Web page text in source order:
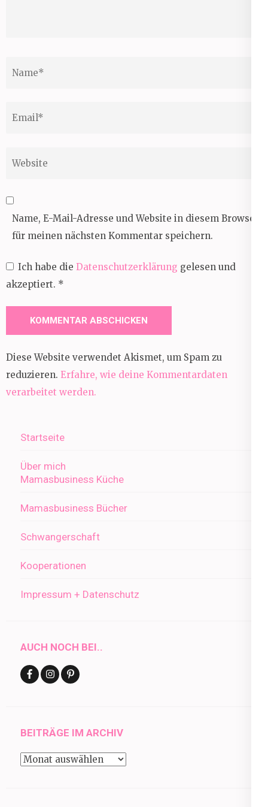
Name, E-Mail-Adresse und Website in diesem Browser
für meinen nächsten Kommentar speichern.
Ich habe die Datenschutzerklärung gelesen und
akzeptiert. *
Diese Website verwendet Akismet, um Spam zu
reduzieren. Erfahre, wie deine Kommentardaten
verarbeitet werden.
Startseite
Über mich
Mamasbusiness Küche
Mamasbusiness Bücher
Schwangerschaft
Kooperationen
Impressum + Datenschutz
AUCH NOCH BEI..
BEITRÄGE IM ARCHIV
Beiträge